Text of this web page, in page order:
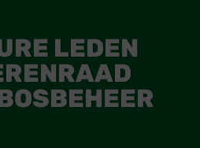
LEDEN